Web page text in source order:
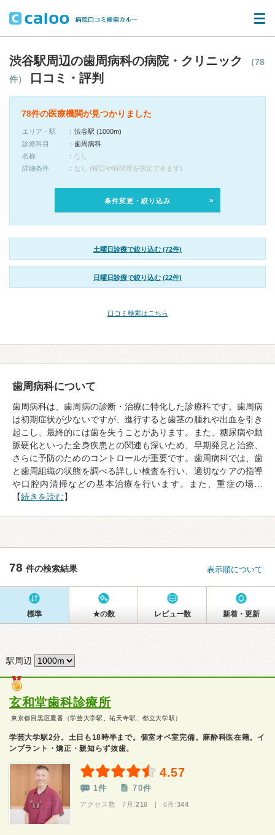
渋谷駅周辺の歯周病科の病院・クリニック
（78
件）
口コミ・評判
78件の医療機関が見つかりました
エリア・駅
渋谷駅 (1000m)
診療科目
歯周病科
名称
なし
詳細条件
なし (曜日や時間帯を指定できます)
条件変更・絞り込み
土曜日診療で絞り込む (72件)
日曜日診療で絞り込む (22件)
口コミ検索はこちら
歯周病科について
歯周病科は、歯周病の診断・治療に特化した診療科です。歯周病
は初期症状が少ないですが、進行すると歯茎の腫れや出血を引き
起こし、最終的には歯を失うことがあります。また、糖尿病や動
脈硬化といった全身疾患との関連も深いため、早期発見と治療、
さらに予防のためのコントロールが重要です。歯周病科では、歯
と歯周組織の状態を調べる詳しい検査を行い、適切なケアの指導
や口腔内清掃などの基本治療を行います。また、重症の場…
【続きを読む】
78 件の検索結果 表示順について
標準 ★の数 レビュー数 新着・更新
駅周辺
玄和堂歯科診療所
東京都目黒区鷹番（学芸大学駅、祐天寺駅、都立大学駅）
学芸大学駅2分。土日も18時半まで。個室オペ室完備。麻酔科医在籍。イ
ンプラント・矯正・親知らず抜歯。
4.57
1件 70件
アクセス数 7月:216 | 6月:344